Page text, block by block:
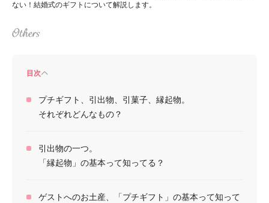
ない！結婚式のギフトについて解説します。
目次
プチギフト、引出物、引菓子、縁起物。
それぞれどんなもの？
引出物の一つ。
「縁起物」の基本って知ってる？
ゲストへのお土産、「プチギフト」の基本って知って